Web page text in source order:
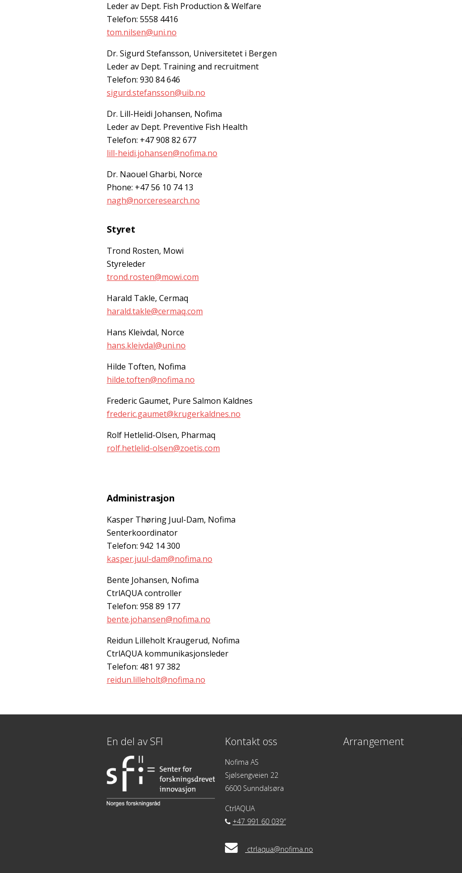
Leder av Dept. Fish Production & Welfare
Telefon: 5558 4416
tom.nilsen@uni.no
Dr. Sigurd Stefansson, Universitetet i Bergen
Leder av Dept. Training and recruitment
Telefon: 930 84 646
sigurd.stefansson@uib.no
Dr. Lill-Heidi Johansen, Nofima
Leder av Dept. Preventive Fish Health
Telefon: +47 908 82 677
lill-heidi.johansen@nofima.no
Dr. Naouel Gharbi, Norce
Phone: +47 56 10 74 13
nagh@norceresearch.no
Styret
Trond Rosten, Mowi
Styreleder
trond.rosten@mowi.com
Harald Takle, Cermaq
harald.takle@cermaq.com
Hans Kleivdal, Norce
hans.kleivdal@uni.no
Hilde Toften, Nofima
hilde.toften@nofima.no
Frederic Gaumet, Pure Salmon Kaldnes
frederic.gaumet@krugerkaldnes.no
Rolf Hetlelid-Olsen, Pharmaq
rolf.hetlelid-olsen@zoetis.com
Administrasjon
Kasper Thøring Juul-Dam, Nofima
Senterkoordinator
Telefon: 942 14 300
kasper.juul-dam@nofima.no
Bente Johansen, Nofima
CtrlAQUA controller
Telefon: 958 89 177
bente.johansen@nofima.no
Reidun Lilleholt Kraugerud, Nofima
CtrlAQUA kommunikasjonsleder
Telefon: 481 97 382
reidun.lilleholt@nofima.no
En del av SFI Kontakt oss
Nofima AS
Sjølsengveien 22
6600 Sunndalsøra
CtrlAQUA
+47 991 60 039″
ctrlaqua@nofima.no
Arrangement